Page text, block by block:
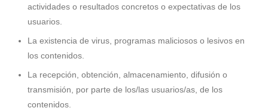
actividades o resultados concretos o expectativas de los
usuarios.
La existencia de virus, programas maliciosos o lesivos en
los contenidos.
La recepción, obtención, almacenamiento, difusión o
transmisión, por parte de los/las usuarios/as, de los
contenidos.